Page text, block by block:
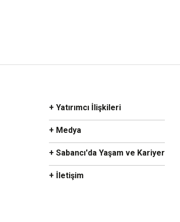
+ Yatırımcı İlişkileri
+ Medya
+ Sabancı'da Yaşam ve Kariyer
+ İletişim